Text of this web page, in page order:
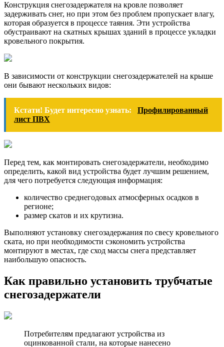
Конструкция снегозадержателя на кровле позволяет
задерживать снег, но при этом без проблем пропускает влагу,
которая образуется в процессе таяния. Эти устройства
обустраивают на скатных крышах зданий в процессе укладки
кровельного покрытия.
В зависимости от конструкции снегозадержателей на крыше
они бывают нескольких видов:
Кстати! Будет интересно узнать:
Профилированный
лист ПВХ
Перед тем, как монтировать снегозадержатели, необходимо
определить, какой вид устройства будет лучшим решением,
для чего потребуется следующая информация:
количество среднегодовых атмосферных осадков в
регионе;
размер скатов и их крутизна.
Выполняют установку снегозадержания по свесу кровельного
ската, но при необходимости сэкономить устройства
монтируют в местах, где сход массы снега представляет
наибольшую опасность.
Как правильно установить трубчатые
снегозадержатели
Потребителям предлагают устройства из
оцинкованной стали, на которые нанесено